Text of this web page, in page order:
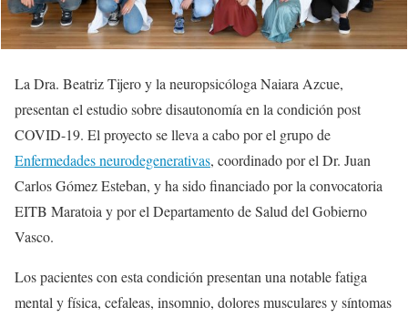
La Dra. Beatriz Tijero y la neuropsicóloga Naiara Azcue,
presentan el estudio sobre disautonomía en la condición post
COVID-19. El proyecto se lleva a cabo por el grupo de
Enfermedades neurodegenerativas, coordinado por el Dr. Juan
Carlos Gómez Esteban, y ha sido financiado por la convocatoria
EITB Maratoia y por el Departamento de Salud del Gobierno
Vasco.
Los pacientes con esta condición presentan una notable fatiga
mental y física, cefaleas, insomnio, dolores musculares y síntomas